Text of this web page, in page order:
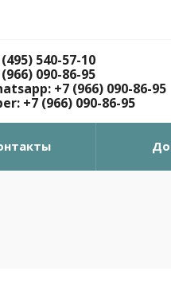
540-57-10
090-86-95
+7 (966) 090-86-95
+7 (966) 090-86-95